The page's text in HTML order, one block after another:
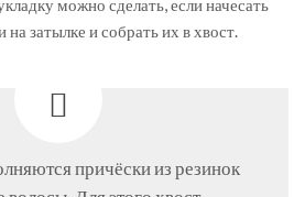
можно сделать, если начесать
затылке и собрать их в хвост.
причёски из резинок